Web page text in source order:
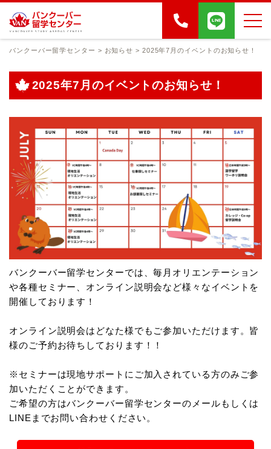
バンクーバー留学センター > お知らせ > 2025年7月のイベントのお知らせ！
2025年7月のイベントのお知らせ！
バンクーバー留学センターでは、毎月オリエンテーション
や各種セミナー、オンライン説明会など様々なイベントを
開催しております！
オンライン説明会はどなた様でもご参加いただけます。皆
様のご予約お待ちしております！！
※セミナーは現地サポートにご加入されている方のみご参
加いただくことができます。
ご希望の方はバンクーバー留学センターのメールもしくは
LINEまでお問い合わせください。